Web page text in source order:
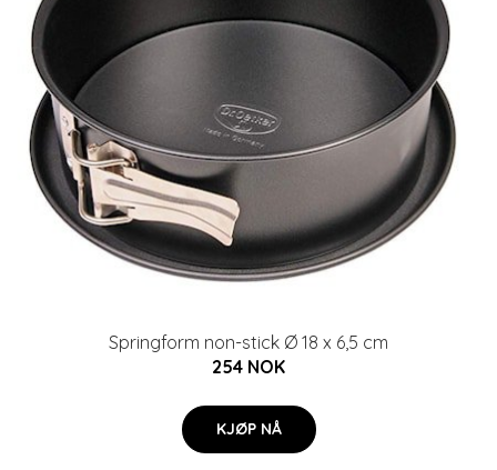
Springform non-stick Ø 18 x 6,5 cm
254 NOK
KJØP NÅ